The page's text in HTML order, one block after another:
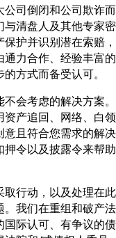
司倒闭和公司欺诈而
清盘人及其他专家密
护并识别潜在索赔，
力合作、经验丰富的
方式而备受认可。
会考虑的解决方案。
产追回、网络、白领
且符合您需求的解决
令以及披露令来帮助
行动，以及处理在此
我们在重组和破产法
际认可、有争议的债